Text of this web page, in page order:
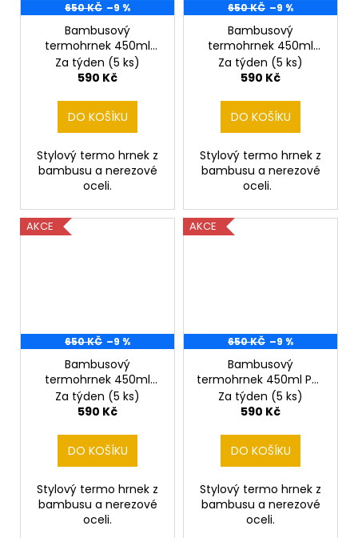
650 KČ –9 %
Bambusový
termohrnek 450ml
Lišky
Za týden (5 ks)
590 Kč
DO KOŠÍKU
Stylový termo hrnek z
bambusu a nerezové
oceli.
650 KČ –9 %
Bambusový
termohrnek 450ml
Medvěd a hory
Za týden (5 ks)
590 Kč
DO KOŠÍKU
Stylový termo hrnek z
bambusu a nerezové
oceli.
AKCE
650 KČ –9 %
Bambusový
termohrnek 450ml
myslivec
Za týden (5 ks)
590 Kč
DO KOŠÍKU
Stylový termo hrnek z
bambusu a nerezové
oceli.
AKCE
650 KČ –9 %
Bambusový
termohrnek 450ml Pes
a kachny
Za týden (5 ks)
590 Kč
DO KOŠÍKU
Stylový termo hrnek z
bambusu a nerezové
oceli.